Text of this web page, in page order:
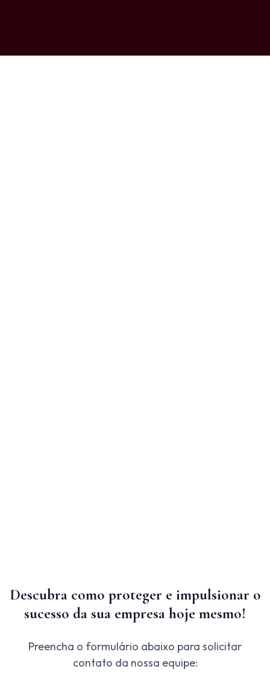
Descubra como proteger e impulsionar o
sucesso da sua empresa hoje mesmo!
Preencha o formulário abaixo para solicitar
contato da nossa equipe: